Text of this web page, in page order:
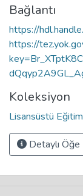
Bağlantı
https://
https://
Koleksiyon
Lisansüstü
Detaylı Öğe